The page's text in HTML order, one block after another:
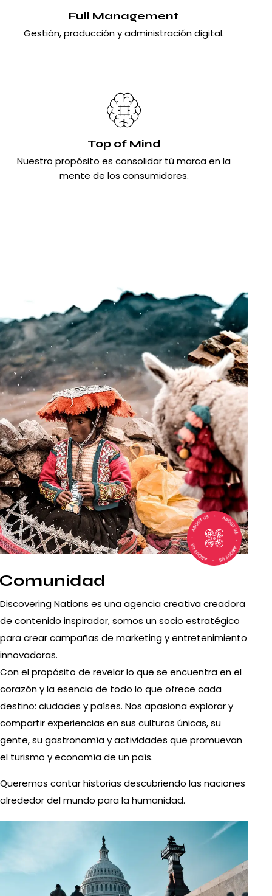
Full Management
Gestión, producción y administración digital.
Top of Mind
Nuestro propósito es consolidar tú marca en la
mente de los consumidores.
Comunidad
Discovering Nations es una agencia creativa creadora
de contenido inspirador, somos un socio estratégico
para crear campañas de marketing y entretenimiento
innovadoras.
Con el propósito de revelar lo que se encuentra en el
corazón y la esencia de todo lo que ofrece cada
destino: ciudades y países. Nos apasiona explorar y
compartir experiencias en sus culturas únicas, su
gente, su gastronomía y actividades que promuevan
el turismo y economía de un país.
Queremos contar historias descubriendo las naciones
alrededor del mundo para la humanidad.